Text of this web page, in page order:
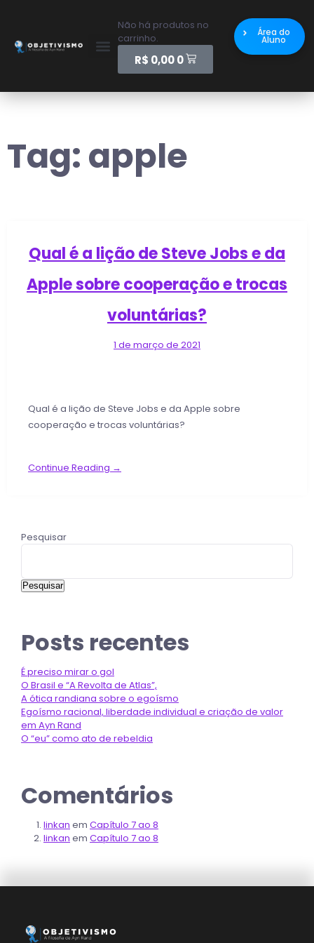
Não há produtos no
carrinho.
R$ 0,00 0
Área do
Aluno
Tag:apple
Qual é a lição de Steve Jobs e da
Apple sobre cooperação e trocas
voluntárias?
1 de março de 2021
Qual é a lição de Steve Jobs e da Apple sobre
cooperação e trocas voluntárias?
Continue Reading →
Pesquisar
Pesquisar
Posts recentes
É preciso mirar o gol
O Brasil e “A Revolta de Atlas”,
A ótica randiana sobre o egoísmo
Egoísmo racional, liberdade individual e criação de valor
em Ayn Rand
O “eu” como ato de rebeldia
Comentários
linkan em Capítulo 7 ao 8
linkan em Capítulo 7 ao 8